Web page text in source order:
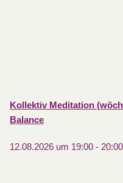
Kollektiv Meditation
Balance
12.08.2026 um 19:00- 20:00